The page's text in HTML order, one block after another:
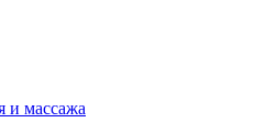
и массажа